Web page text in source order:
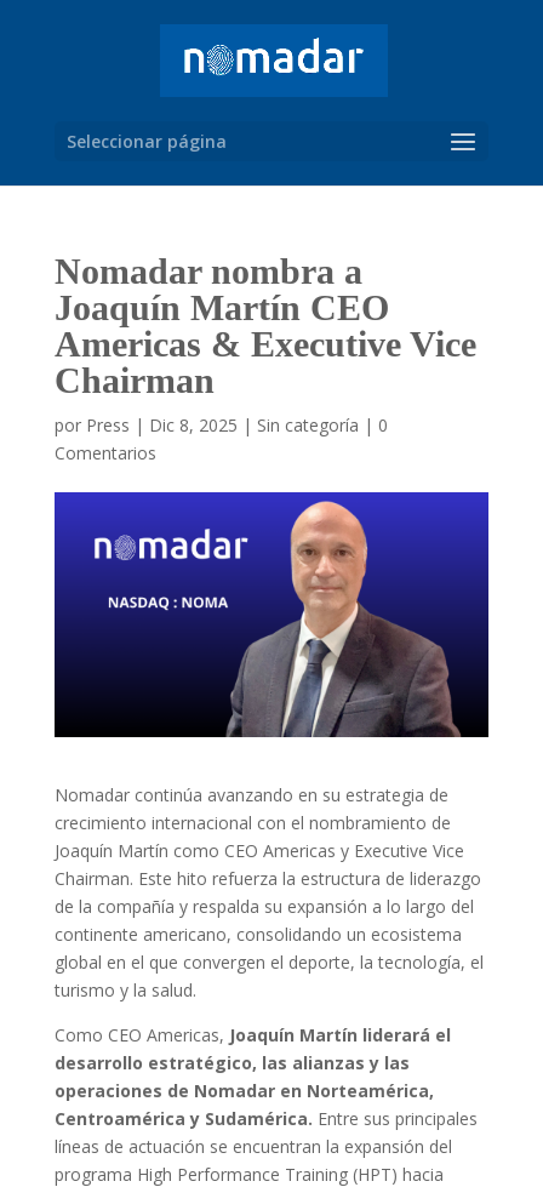
Seleccionar página
Nomadar nombra a
Joaquín Martín CEO
Americas & Executive Vice
Chairman
por Press | Dic 8, 2025 | Sin categoría | 0
Comentarios
Nomadar continúa avanzando en su estrategia de
crecimiento internacional con el nombramiento de
Joaquín Martín como CEO Americas y Executive Vice
Chairman. Este hito refuerza la estructura de liderazgo
de la compañía y respalda su expansión a lo largo del
continente americano, consolidando un ecosistema
global en el que convergen el deporte, la tecnología, el
turismo y la salud.
Como CEO Americas, Joaquín Martín liderará el
desarrollo estratégico, las alianzas y las
operaciones de Nomadar en Norteamérica,
Centroamérica y Sudamérica. Entre sus principales
líneas de actuación se encuentran la expansión del
programa High Performance Training (HPT) hacia